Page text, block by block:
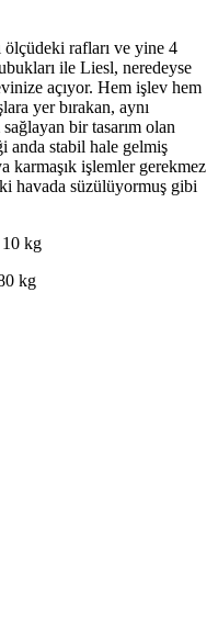
rafları ve yine 4
ile Liesl, neredeyse
açıyor. Hem işlev hem
yer bırakan, aynı
bir tasarım olan
anda stabil hale gelmiş
karmaşık işlemler gerekmez
havada süzülüyormuş gibi
kg
kg